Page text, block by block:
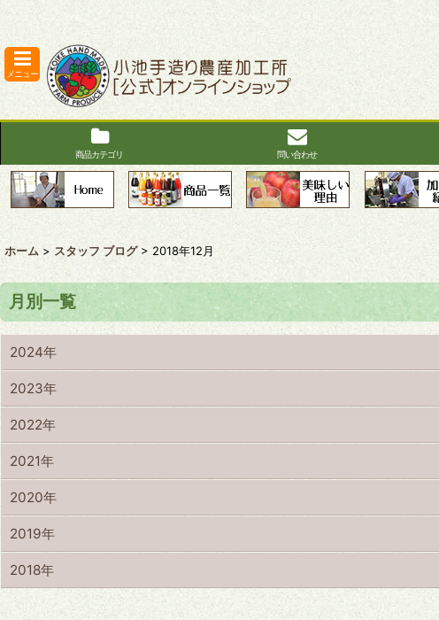
メニュー
商品カテゴリ 問い合わせ
ホーム > スタッフ ブログ > 2018年12月
月別一覧
2024年
2023年
2022年
2021年
2020年
2019年
2018年